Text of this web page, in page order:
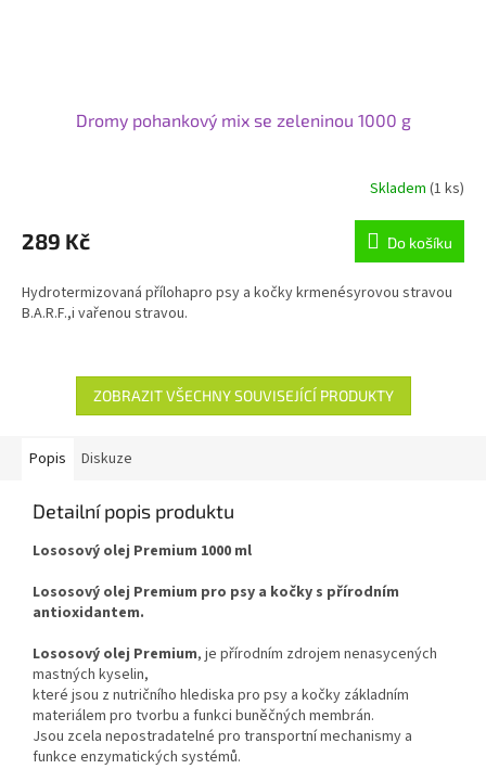
Dromy pohankový mix se zeleninou 1000 g
produktu
je
z
5
Skladem(1 ks)
289 Kč Do košíku
Hydrotermizovaná přílohapro psy a kočky krmenésyrovou stravou
B.A.R.F.,i vařenou stravou.
ZOBRAZIT VŠECHNY SOUVISEJÍCÍ PRODUKTY
Popis Diskuze
Detailní popis produktu
Lososový olej Premium 1000 ml
Lososový olej Premium pro psy a kočky s přírodním
antioxidantem.
Lososový olej Premium, je přírodním zdrojem nenasycených
mastných kyselin,
které jsou z nutričního hlediska pro psy a kočky základním
materiálem pro tvorbu a funkci buněčných membrán.
Jsou zcela nepostradatelné pro transportní mechanismy a
funkce enzymatických systémů.